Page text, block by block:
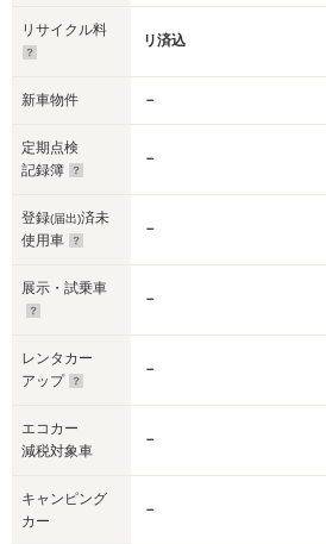
リサイクル料
リ済込
新車物件 －
定期点検
記録簿
－
登録(届出)済未
使用車
－
展示・試乗車
－
レンタカー
アップ
－
エコカー
減税対象車
－
キャンピング
カー
－